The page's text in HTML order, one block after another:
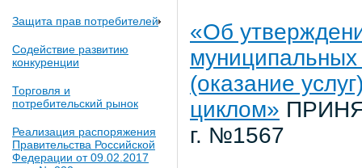
Защита прав потребителей
Содействие развитию
конкуренции
Торговля и
потребительский рынок
Реализация распоряжения
Правительства Российской
Федерации от 09.02.2017
«Об
муниципальных
(оказание
циклом»
г. №1567